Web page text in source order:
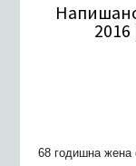
2016
68 годишна жена